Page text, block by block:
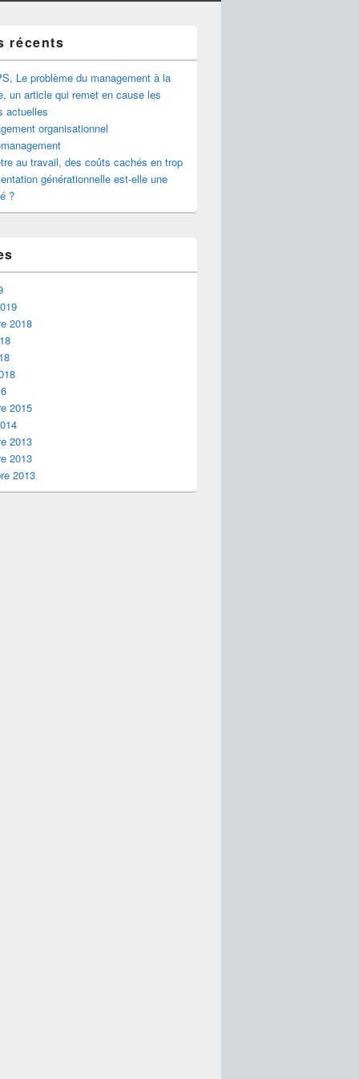
récents
Le problème du management à la
un article qui remet en cause les
actuelles
organisationnel
au travail, des coûts cachés en trop
générationnelle est-elle une
?
2018
2015
2013
2013
2013